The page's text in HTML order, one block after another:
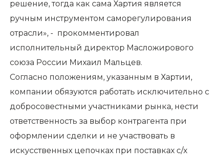
решение, тогда как сама Хартия является
ручным инструментом саморегулирования
отрасли», - прокомментировал
исполнительный директор Масложирового
союза России Михаил Мальцев.
Согласно положениям, указанным в Хартии,
компании обязуются работать исключительно с
добросовестными участниками рынка, нести
ответственность за выбор контрагента при
оформлении сделки и не участвовать в
искусственных цепочках при поставках с/х